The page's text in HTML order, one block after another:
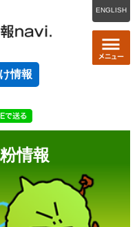
ENGLISH
情報
情報